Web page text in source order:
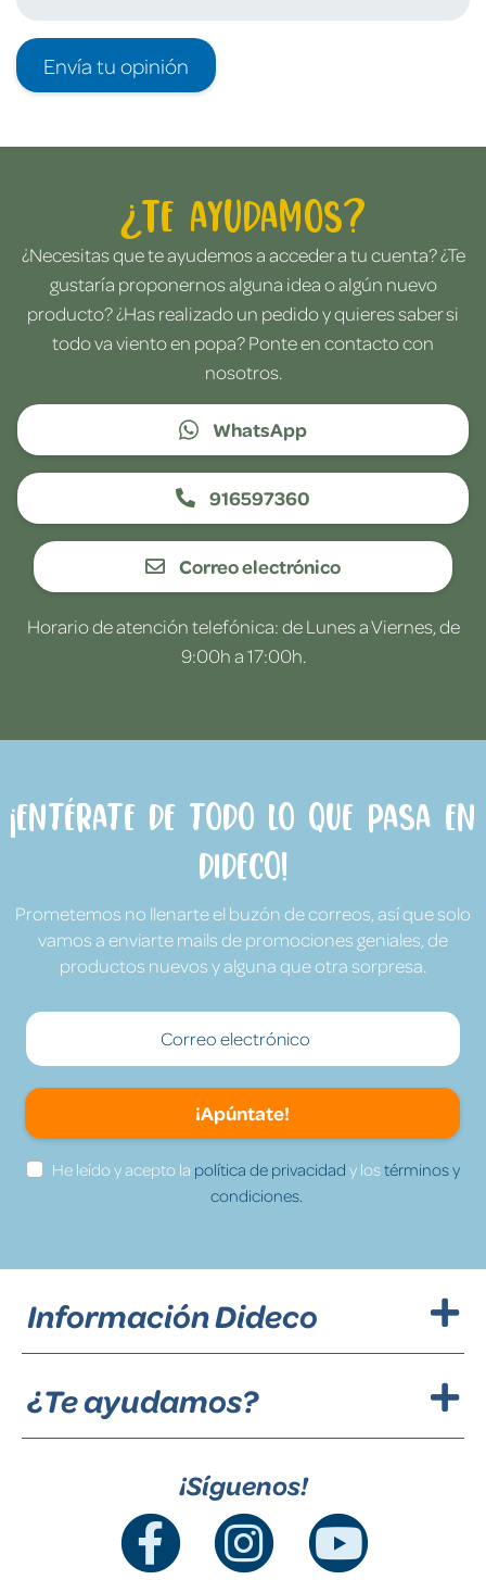
Envía tu opinión
¿Te ayudamos?
¿Necesitas que te ayudemos a acceder a tu cuenta? ¿Te
gustaría proponernos alguna idea o algún nuevo
producto? ¿Has realizado un pedido y quieres saber si
todo va viento en popa? Ponte en contacto con
nosotros.
WhatsApp
916597360
Correo electrónico
Horario de atención telefónica: de Lunes a Viernes, de
9:00h a 17:00h.
¡Entérate de todo lo que pasa en
Dideco!
Prometemos no llenarte el buzón de correos, así que solo
vamos a enviarte mails de promociones geniales, de
productos nuevos y alguna que otra sorpresa.
¡Apúntate!
He leído y acepto la política de privacidad y lostérminos y
condiciones.
Información Dideco
¿Te ayudamos?
¡Síguenos!